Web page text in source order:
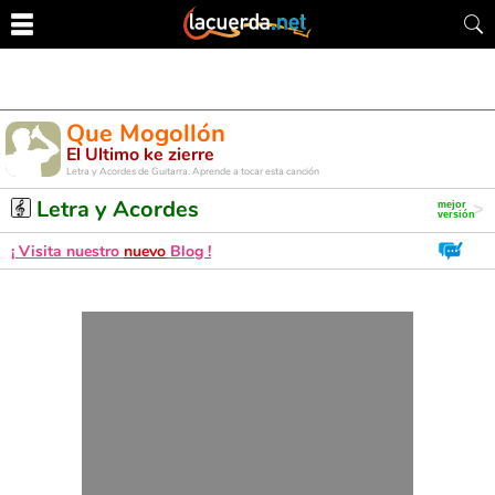
Que Mogollón
El Ultimo ke zierre
Letra y Acordes de Guitarra. Aprende a tocar esta canción
Letra y Acordes
¡ Visita nuestro nuevo Blog !